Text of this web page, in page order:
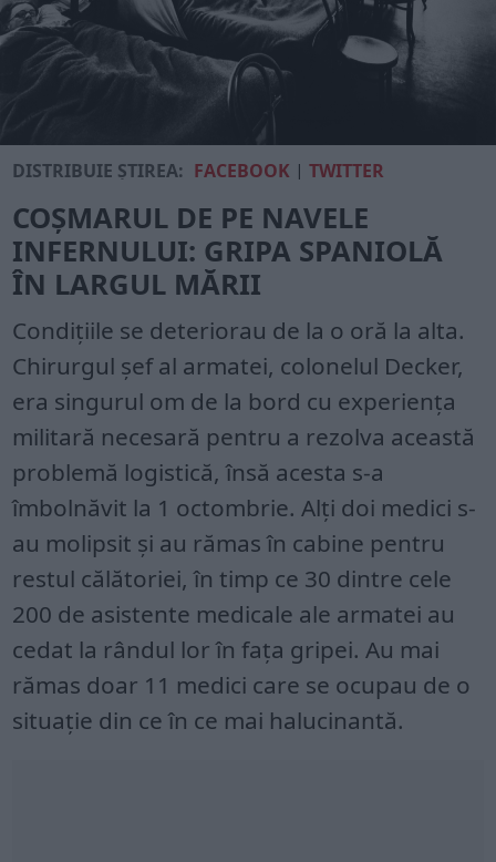
DISTRIBUIE ȘTIREA: FACEBOOK |TWITTER
COȘMARUL DE PE NAVELE
INFERNULUI: GRIPA SPANIOLĂ
ÎN LARGUL MĂRII
Condițiile se deteriorau de la o oră la alta.
Chirurgul șef al armatei, colonelul Decker,
era singurul om de la bord cu experiența
militară necesară pentru a rezolva această
problemă logistică, însă acesta s-a
îmbolnăvit la 1 octombrie. Alți doi medici s-
au molipsit și au rămas în cabine pentru
restul călătoriei, în timp ce 30 dintre cele
200 de asistente medicale ale armatei au
cedat la rândul lor în fața gripei. Au mai
rămas doar 11 medici care se ocupau de o
situație din ce în ce mai halucinantă.